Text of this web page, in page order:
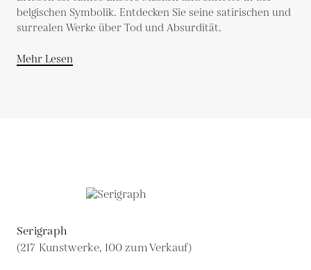
belgischen Symbolik. Entdecken Sie seine satirischen und
surrealen Werke über Tod und Absurdität.
Mehr Lesen
Serigraph
(217 Kunstwerke, 100 zum Verkauf)